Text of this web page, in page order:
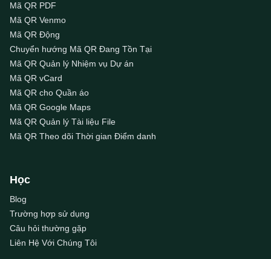
Mã QR PDF
Mã QR Venmo
Mã QR Động
Chuyển hướng Mã QR Đang Tồn Tại
Mã QR Quản lý Nhiệm vụ Dự án
Mã QR vCard
Mã QR cho Quần áo
Mã QR Google Maps
Mã QR Quản lý Tài liệu File
Mã QR Theo dõi Thời gian Điểm danh
Học
Blog
Trường hợp sử dụng
Câu hỏi thường gặp
Liên Hệ Với Chúng Tôi